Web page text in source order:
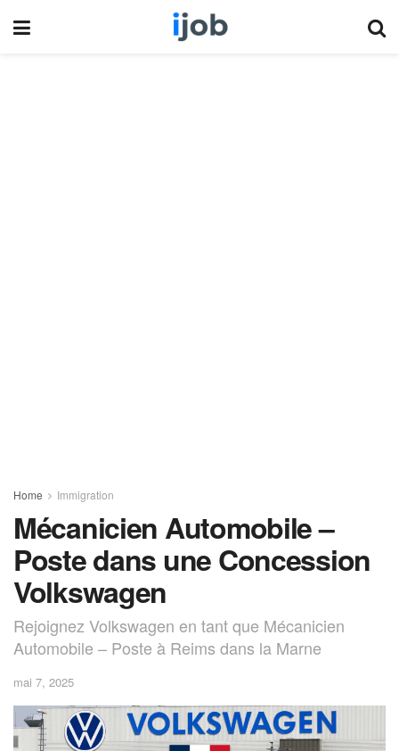
Home Immigration
Mécanicien Automobile –
Poste dans une Concession
Volkswagen
Rejoignez Volkswagen en tant que Mécanicien
Automobile – Poste à Reims dans la Marne
mai 7, 2025